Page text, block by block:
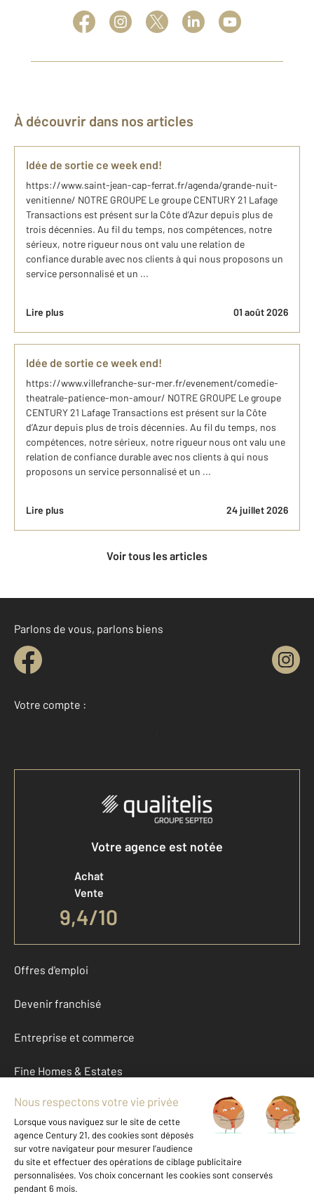
À découvrir dans nos articles
Idée de sortie ce week end!
https://www.saint-jean-cap-ferrat.fr/agenda/grande-nuit-
venitienne/ NOTRE GROUPE Le groupe CENTURY 21 Lafage
Transactions est présent sur la Côte d’Azur depuis plus de
trois décennies. Au fil du temps, nos compétences, notre
sérieux, notre rigueur nous ont valu une relation de
confiance durable avec nos clients à qui nous proposons un
service personnalisé et un ...
Lire plus 01 août 2026
Idée de sortie ce week end!
https://www.villefranche-sur-mer.fr/evenement/comedie-
theatrale-patience-mon-amour/ NOTRE GROUPE Le groupe
CENTURY 21 Lafage Transactions est présent sur la Côte
d’Azur depuis plus de trois décennies. Au fil du temps, nos
compétences, notre sérieux, notre rigueur nous ont valu une
relation de confiance durable avec nos clients à qui nous
proposons un service personnalisé et un ...
Lire plus 24 juillet 2026
Voir tous les articles
Parlons de vous, parlons biens
Votre compte :
Accéder à mon compte
Votre agence est notée
Achat
Vente
9,4/10
Offres d'emploi
Devenir franchisé
Entreprise et commerce
Fine Homes & Estates
À propos
International
Nous contacter